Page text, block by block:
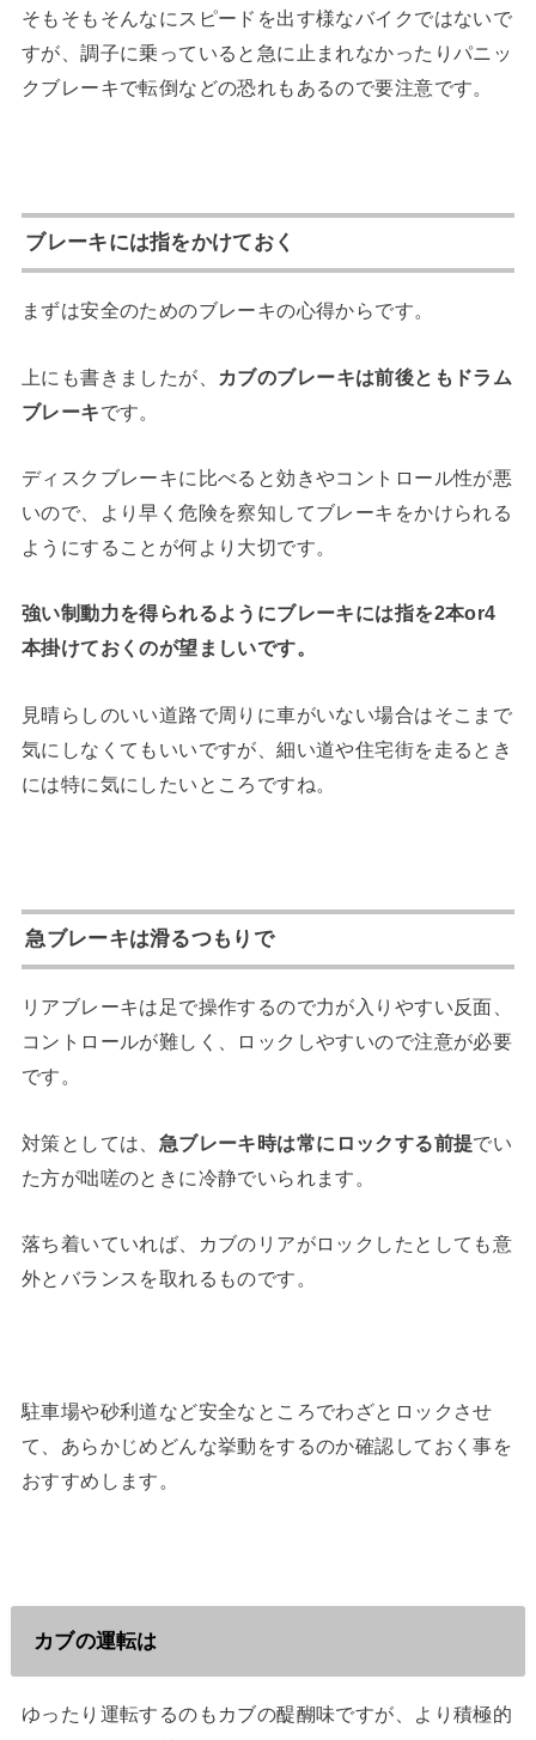
そもそもそんなにスピードを出す様なバイクではないで
すが、調子に乗っていると急に止まれなかったりパニッ
クブレーキで転倒などの恐れもあるので要注意です。
ブレーキには指をかけておく
まずは安全のためのブレーキの心得からです。
上にも書きましたが、
カブのブレーキは前後ともドラム
ブレーキです。
ディスクブレーキに比べると効きやコントロール性が悪
いので、より早く危険を察知してブレーキをかけられる
ようにすることが何より大切です。
強い制動力を得られるようにブレーキには指を2本or4
本掛けておくのが望ましいです。
見晴らしのいい道路で周りに車がいない場合はそこまで
気にしなくてもいいですが、細い道や住宅街を走るとき
には特に気にしたいところですね。
急ブレーキは滑るつもりで
リアブレーキは足で操作するので力が入りやすい反面、
コントロールが難しく、ロックしやすいので注意が必要
です。
対策としては、 急ブレーキ時は常にロックする前提でい
た方が咄嗟のときに冷静でいられます。
落ち着いていれば、カブのリアがロックしたとしても意
外とバランスを取れるものです。
駐車場や砂利道など安全なところでわざとロックさせ
て、あらかじめどんな挙動をするのか確認しておく事を
おすすめします。
カブの運転は
ゆったり運転するのもカブの醍醐味ですが、より積極的